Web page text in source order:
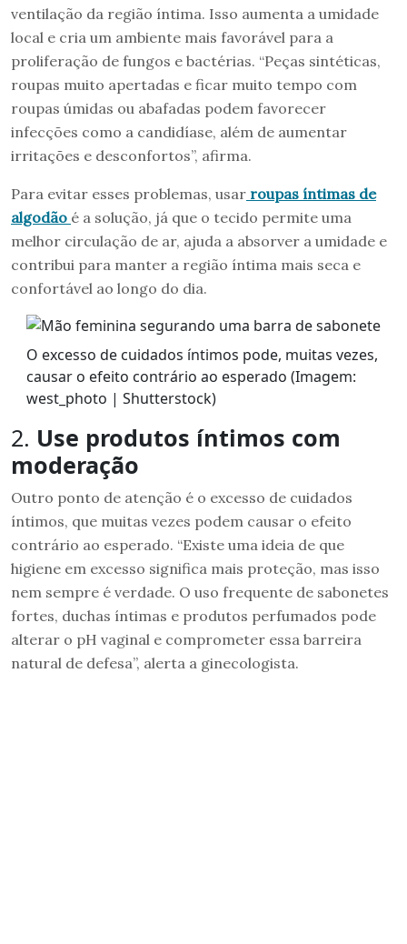
ventilação da região íntima. Isso aumenta a umidade
local e cria um ambiente mais favorável para a
proliferação de fungos e bactérias. “Peças sintéticas,
roupas muito apertadas e ficar muito tempo com
roupas úmidas ou abafadas podem favorecer
infecções como a candidíase, além de aumentar
irritações e desconfortos”, afirma.
Para evitar esses problemas, usar roupas íntimas de
algodão é a solução, já que o tecido permite uma
melhor circulação de ar, ajuda a absorver a umidade e
contribui para manter a região íntima mais seca e
confortável ao longo do dia.
O excesso de cuidados íntimos pode, muitas vezes,
causar o efeito contrário ao esperado (Imagem:
west_photo | Shutterstock)
2. Use produtos íntimos com
moderação
Outro ponto de atenção é o excesso de cuidados
íntimos, que muitas vezes podem causar o efeito
contrário ao esperado. “Existe uma ideia de que
higiene em excesso significa mais proteção, mas isso
nem sempre é verdade. O uso frequente de sabonetes
fortes, duchas íntimas e produtos perfumados pode
alterar o pH vaginal e comprometer essa barreira
natural de defesa”, alerta a ginecologista.